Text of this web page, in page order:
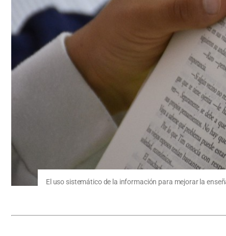
El uso sistemático de la información para mejorar la